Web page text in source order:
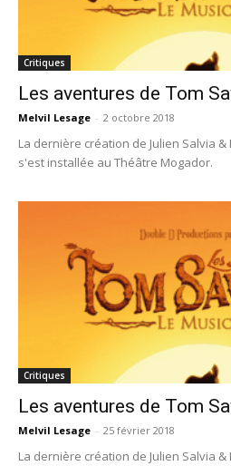
Critiques
Les aventures de Tom
Melvil Lesage - 2 octobre 2018
La dernière création de Julien Salvia
s'est installée au Théâtre Mogador.
Critiques
Les aventures de Tom
Melvil Lesage - 25 février 2018
La dernière création de Julien Salvia